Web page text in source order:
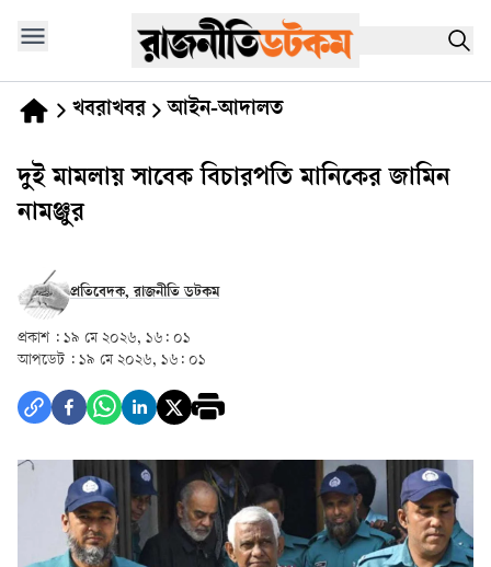
খবরাখবর আইন-আদালত
দুই মামলায় সাবেক বিচারপতি মানিকের জামিন
নামঞ্জুর
প্রতিবেদক, রাজনীতি ডটকম
প্রকাশ : ১৯ মে ২০২৬, ১৬: ০১
আপডেট : ১৯ মে ২০২৬, ১৬: ০১